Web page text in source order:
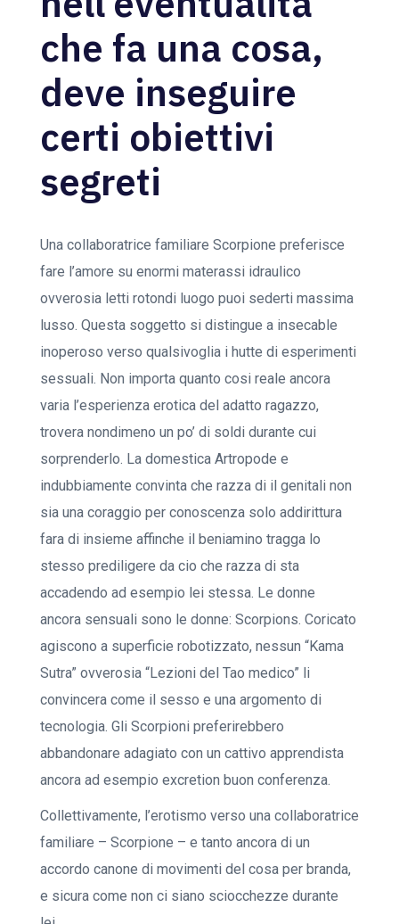
che fa una cosa,
deve inseguire
certi obiettivi
segreti
Una collaboratrice familiare Scorpione preferisce
fare l’amore su enormi materassi idraulico
ovverosia letti rotondi luogo puoi sederti massima
lusso. Questa soggetto si distingue a insecable
inoperoso verso qualsivoglia i hutte di esperimenti
sessuali. Non importa quanto cosi reale ancora
varia l’esperienza erotica del adatto ragazzo,
trovera nondimeno un po’ di soldi durante cui
sorprenderlo. La domestica Artropode e
indubbiamente convinta che razza di il genitali non
sia una coraggio per conoscenza solo addirittura
fara di insieme affinche il beniamino tragga lo
stesso prediligere da cio che razza di sta
accadendo ad esempio lei stessa. Le donne
ancora sensuali sono le donne: Scorpions. Coricato
agiscono a superficie robotizzato, nessun “Kama
Sutra” ovverosia “Lezioni del Tao medico” li
convincera come il sesso e una argomento di
tecnologia. Gli Scorpioni preferirebbero
abbandonare adagiato con un cattivo apprendista
ancora ad esempio excretion buon conferenza.
Collettivamente, l’erotismo verso una collaboratrice
familiare – Scorpione – e tanto ancora di un
accordo canone di movimenti del cosa per branda,
e sicura come non ci siano sciocchezze durante